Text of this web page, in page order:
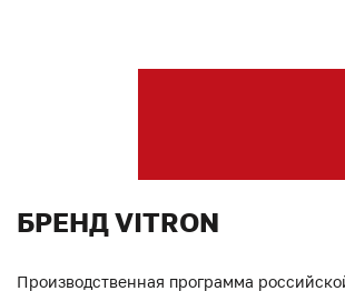
БРЕНД VITRON
Производственная программа